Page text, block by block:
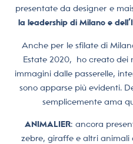
presentate da designer e
la leadership di Milano e
Anche per le sfilate di
Estate 2020,
ho creato dei
immagini dalle passerelle,
sono apparse più evidenti.
semplicemente ama
ANIMALIER: ancora
zebre, giraffe e altri